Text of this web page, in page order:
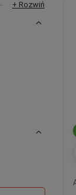
+ Rozwiń